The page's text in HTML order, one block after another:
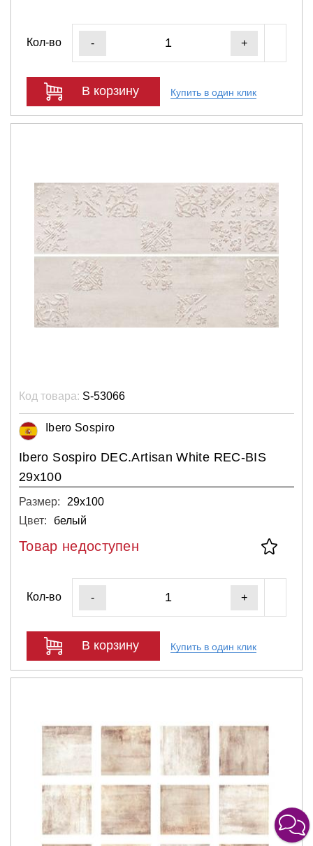
Кол-во - +
В корзину Купить в один клик
Код товара: S-53066
Ibero Sospiro
Ibero Sospiro DEC.Artisan White REC-BIS
29x100
Размер:
29х100
Цвет:
белый
Товар недоступен
Кол-во - +
В корзину Купить в один клик